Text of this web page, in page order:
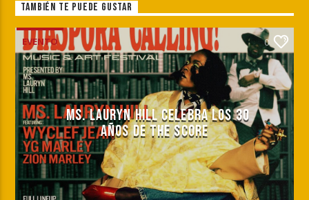
TAMBIÉN TE PUEDE GUSTAR
EVENTO 0
MS. LAURYN HILL CELEBRA LOS 30
AÑOS DE THE SCORE